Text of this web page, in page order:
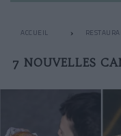
ACCUEIL
7 NOUVELLES